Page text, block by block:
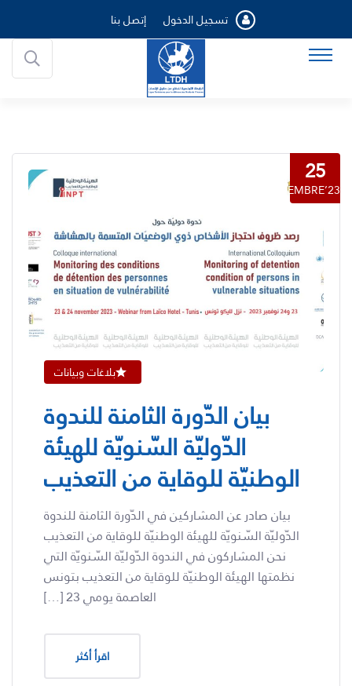
تسجيل الدخول إتصل بنا
25
NOVEMBRE’23
بلاغات وبيانات
بيان الدّورة الثامنة للندوة
الدّوليّة السّنويّة للهيئة
الوطنيّة للوقاية من التعذيب
بيان صادر عن المشاركين في الدّورة الثامنة للندوة
الدّوليّة السّنويّة للهيئة الوطنيّة للوقاية من التعذيب
نحن المشاركون في الندوة الدّوليّة السّنويّة التي
نظمتها الهيئة الوطنيّة للوقاية من التعذيب بتونس
العاصمة يومي 23 […]
اقرأ أكثر